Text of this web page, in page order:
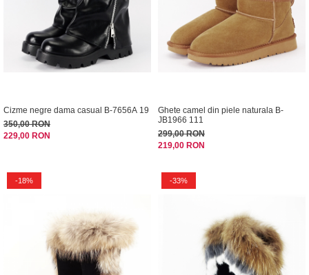
Cizme negre dama casual B-7656A 19
350,00 RON
229,00 RON
Ghete camel din piele naturala B-
JB1966 111
299,00 RON
219,00 RON
-18% -33%